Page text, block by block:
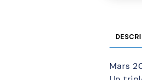
Mars